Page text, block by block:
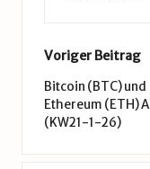
Post
Voriger Beitrag
Bitcoin (BTC) und
Ethereum (ETH)
(KW21-1-26)